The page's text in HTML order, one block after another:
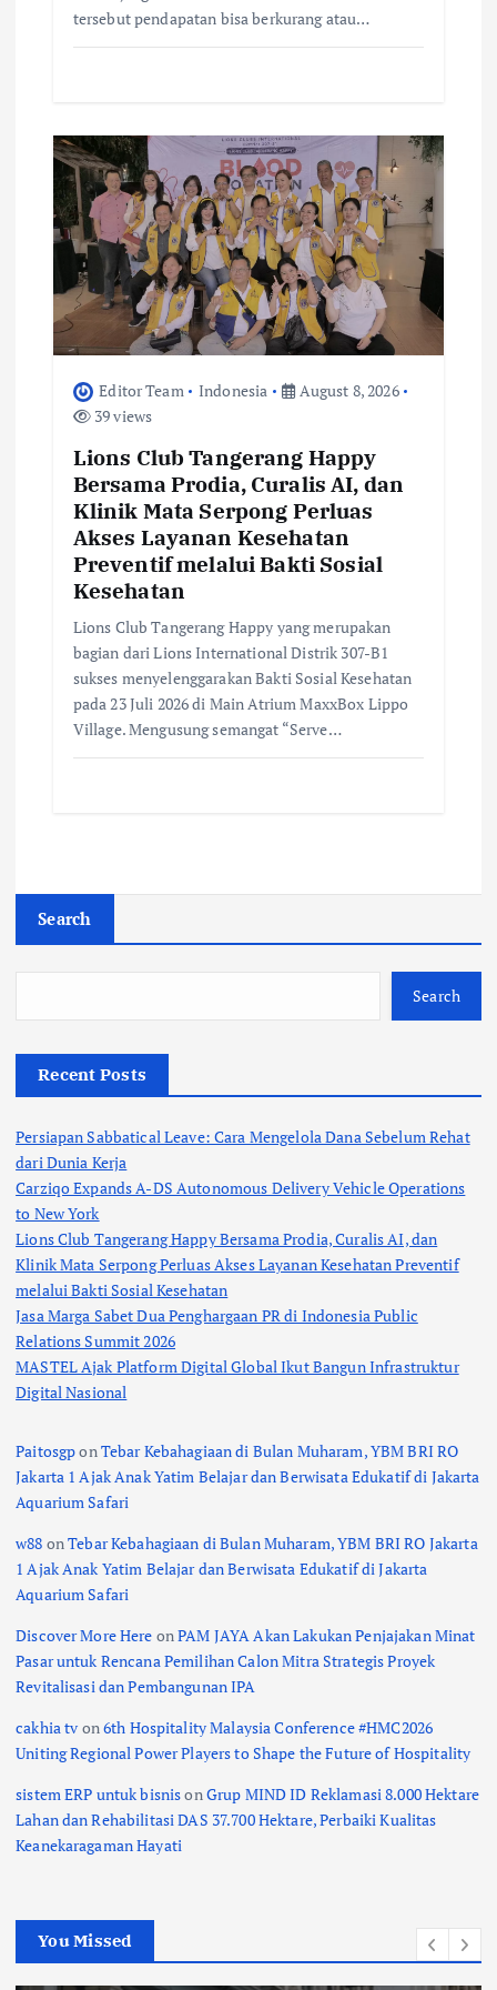
tersebut pendapatan bisa berkurang atau…
Editor Team Indonesia
August 8, 2026
39 views
Lions Club Tangerang Happy
Bersama Prodia, Curalis AI, dan
Klinik Mata Serpong Perluas
Akses Layanan Kesehatan
Preventif melalui Bakti Sosial
Kesehatan
Lions Club Tangerang Happy yang merupakan
bagian dari Lions International Distrik 307-B1
sukses menyelenggarakan Bakti Sosial Kesehatan
pada 23 Juli 2026 di Main Atrium MaxxBox Lippo
Village. Mengusung semangat “Serve…
Search
Search
Recent Posts
Persiapan Sabbatical Leave: Cara Mengelola Dana Sebelum Rehat
dari Dunia Kerja
Carziqo Expands A-DS Autonomous Delivery Vehicle Operations
to New York
Lions Club Tangerang Happy Bersama Prodia, Curalis AI, dan
Klinik Mata Serpong Perluas Akses Layanan Kesehatan Preventif
melalui Bakti Sosial Kesehatan
Jasa Marga Sabet Dua Penghargaan PR di Indonesia Public
Relations Summit 2026
MASTEL Ajak Platform Digital Global Ikut Bangun Infrastruktur
Digital Nasional
PaitosgponTebar Kebahagiaan di Bulan Muharam, YBM BRI RO
Jakarta 1 Ajak Anak Yatim Belajar dan Berwisata Edukatif di Jakarta
Aquarium Safari
w88 onTebar Kebahagiaan di Bulan Muharam, YBM BRI RO Jakarta
1 Ajak Anak Yatim Belajar dan Berwisata Edukatif di Jakarta
Aquarium Safari
Discover More Here onPAM JAYA Akan Lakukan Penjajakan Minat
Pasar untuk Rencana Pemilihan Calon Mitra Strategis Proyek
Revitalisasi dan Pembangunan IPA
cakhia tv on6th Hospitality Malaysia Conference #HMC2026
Uniting Regional Power Players to Shape the Future of Hospitality
sistem ERP untuk bisnisonGrup MIND ID Reklamasi 8.000 Hektare
Lahan dan Rehabilitasi DAS 37.700 Hektare, Perbaiki Kualitas
Keanekaragaman Hayati
You Missed